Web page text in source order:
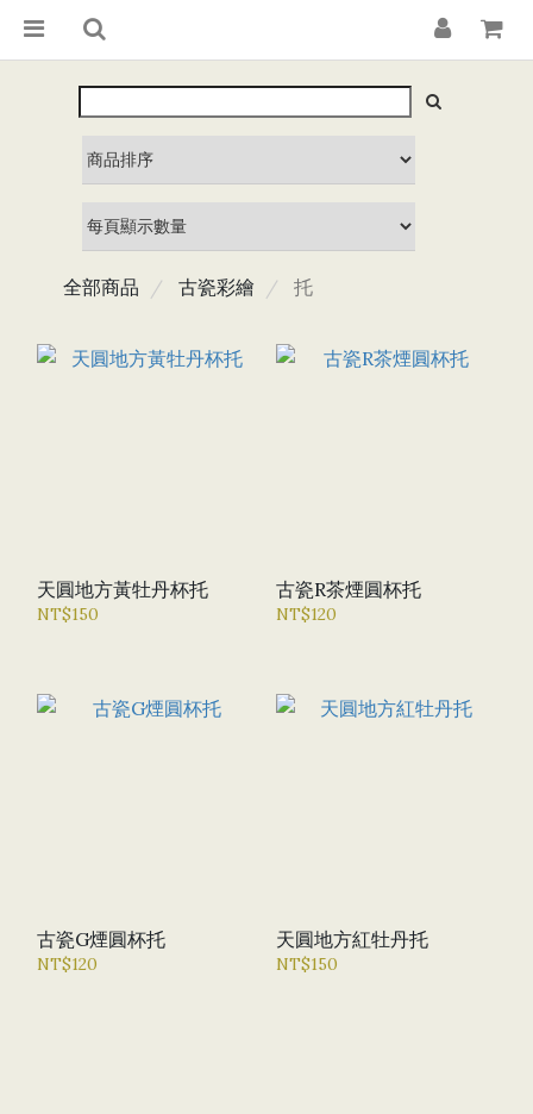
全部商品 古瓷彩繪 托
天圓地方黃牡丹杯托
NT$150
古瓷R茶煙圓杯托
NT$120
古瓷G煙圓杯托
NT$120
天圓地方紅牡丹托
NT$150